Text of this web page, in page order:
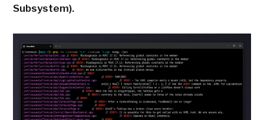
Subsystem).